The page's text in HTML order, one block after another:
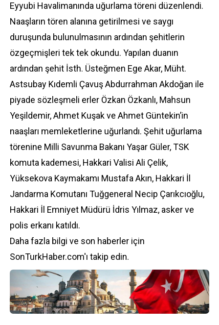
Eyyubi Havalimanında uğurlama töreni düzenlendi.
Naaşların tören alanına getirilmesi ve saygı
duruşunda bulunulmasının ardından şehitlerin
özgeçmişleri tek tek okundu. Yapılan duanın
ardından şehit İsth. Üsteğmen Ege Akar, Müht.
Astsubay Kıdemli Çavuş Abdurrahman Akdoğan ile
piyade sözleşmeli erler Özkan Özkanlı, Mahsun
Yeşildemir, Ahmet Kuşak ve Ahmet Güntekin’in
naaşları memleketlerine uğurlandı. Şehit uğurlama
törenine Milli Savunma Bakanı Yaşar Güler, TSK
komuta kademesi, Hakkari Valisi Ali Çelik,
Yüksekova Kaymakamı Mustafa Akın, Hakkari İl
Jandarma Komutanı Tuğgeneral Necip Çarıkcıoğlu,
Hakkari İl Emniyet Müdürü İdris Yılmaz, asker ve
polis erkanı katıldı.
Daha fazla bilgi ve son haberler için
SonTurkHaber.com'ı takip edin.